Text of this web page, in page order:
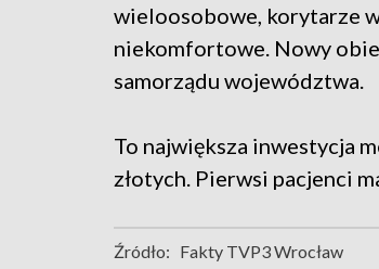
wieloosobowe, korytarze
niekomfortowe. Nowy
samorządu województwa.
To największa inwestycja
złotych. Pierwsi pacjenci
Źródło: Fakty TVP3 Wrocław